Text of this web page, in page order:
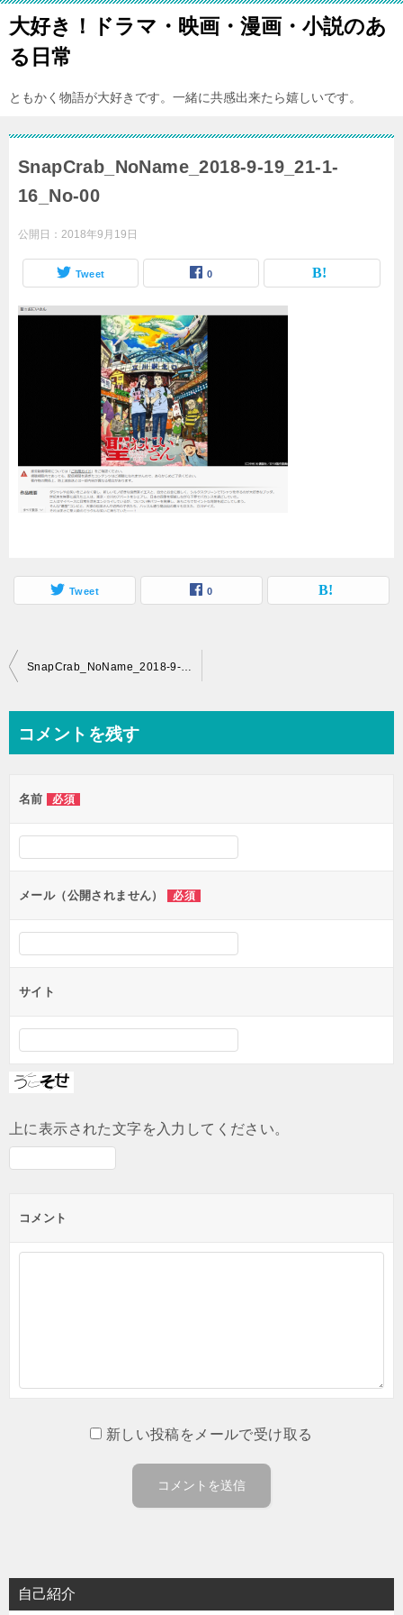
大好き！ドラマ・映画・漫画・小説のあ
る日常
ともかく物語が大好きです。一緒に共感出来たら嬉しいです。
SnapCrab_NoName_2018-9-19_21-1-
16_No-00
公開日： 2018年9月19日
Tweet 0
Tweet 0
投
ビ
ー
シ
ン
SnapCrab_NoName_2018-9-19_21-1-16_No-00
コメントを残す
名前 必須
メール（公開されません） 必須
サイト
上に表示された文字を入力してください。
コメント
新しい投稿をメールで受け取る
自己紹介